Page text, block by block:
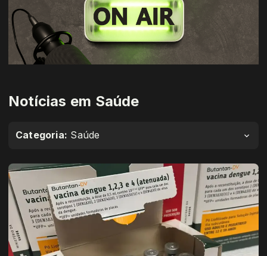
Notícias em Saúde
Categoria: Saúde